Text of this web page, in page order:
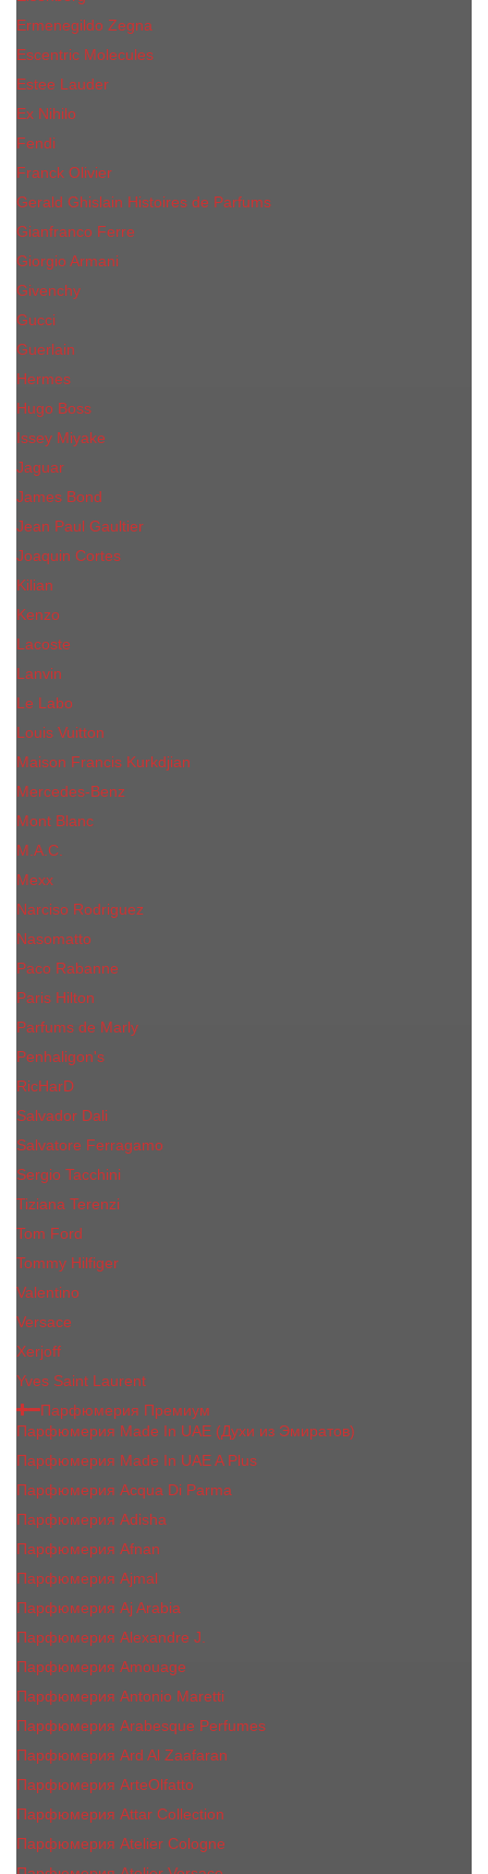
Ermenegildo Zegna
Escentric Molecules
Еsteе Lаudеr
Ex Nihilo
Fendi
Franck Olivier
Gerald Ghislain Histoires de Parfums
Gianfranco Ferre
Giorgio Armani
Givenchy
Gucci
Guerlain
Hermes
Hugo Boss
Issey Miyake
Jaguar
James Bond
Jean Paul Gaultier
Joaquin Сortes
Kilian
Kenzo
Lacoste
Lanvin
Le Labo
Louis Vuitton
Maison Francis Kurkdjian
Mercedes-Benz
Mont Blanc
M.А.C.
Mexx
Narciso Rodriguez
Nasomatto
Paco Rabanne
Paris Hilton
Parfums de Marly
Penhaligon​'s
RicHarD
Salvador Dali
Salvatore Ferragamo
Sergio Tacchini
Tiziana Terenzi
Tom Ford
Tommy Hilfiger
Valentino
Versace
Xerjoff
Yves Saint Laurent
Парфюмерия Премиум
Парфюмерия Made In UAE (Духи из Эмиратов)
Парфюмерия Made In UAE A Plus
Парфюмерия Acqua Di Parma
Парфюмерия Adisha
Парфюмерия Afnan
Парфюмерия Ajmal
Парфюмерия Aj Arabia
Парфюмерия Alexandre J.
Парфюмерия Amouage
Парфюмерия Antonio Maretti
Парфюмерия Arabesque Perfumes
Парфюмерия Ard Al Zaafaran
Парфюмерия ArteOlfatto
Парфюмерия Attar Collection
Парфюмерия Atelier Cologne